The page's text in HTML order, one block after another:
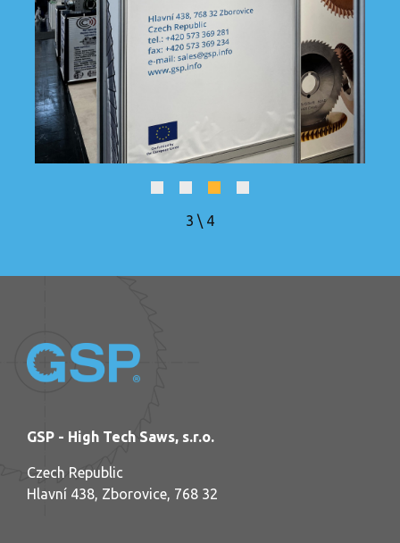
4 \ 4
GSP - High Tech Saws, s.r.o.
Czech Republic
Hlavní 438, Zborovice, 768 32